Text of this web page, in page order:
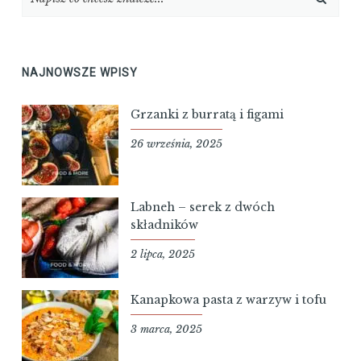
NAJNOWSZE WPISY
Grzanki z burratą i figami
26 września, 2025
Labneh – serek z dwóch
składników
2 lipca, 2025
Kanapkowa pasta z warzyw i tofu
3 marca, 2025